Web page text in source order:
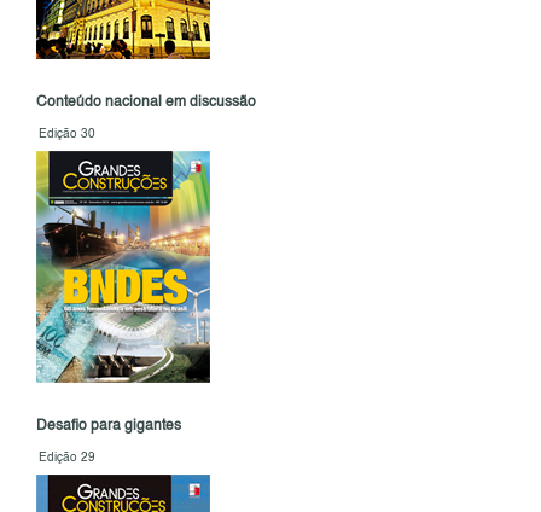
Conteúdo nacional em discussão
Edição 30
Desafio para gigantes
Edição 29